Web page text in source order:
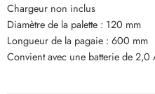
Chargeur non inclus
Diamètre de la palette : 120 mm
Longueur de la pagaie : 600 mm
Convient avec une batterie de